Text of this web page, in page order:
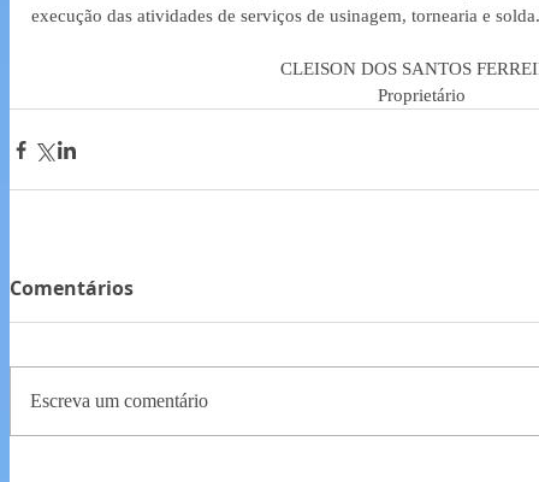
execução das atividades de serviços de usinagem, tornearia e solda.
CLEISON DOS SANTOS
Proprietário
Comentários
Escreva um comentário